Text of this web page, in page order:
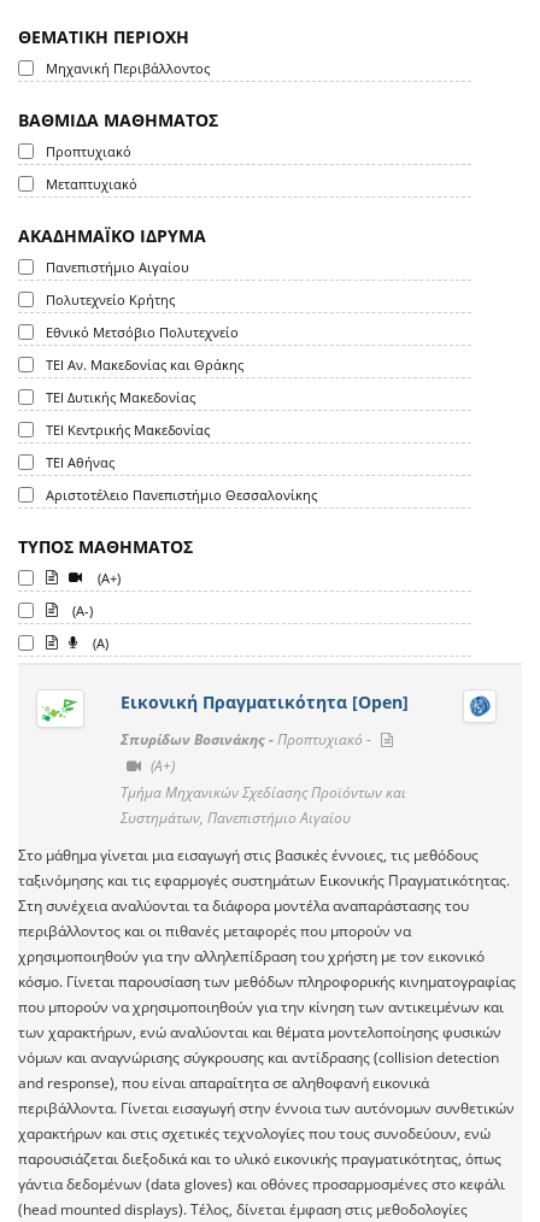
ΘΕΜΑΤΙΚΗ ΠΕΡΙΟΧΗ
Μηχανική Περιβάλλοντος
ΒΑΘΜΙΔΑ ΜΑΘΗΜΑΤΟΣ
Προπτυχιακό
Μεταπτυχιακό
ΑΚΑΔΗΜΑΪΚΟ ΙΔΡΥΜΑ
Πανεπιστήμιο Αιγαίου
Πολυτεχνείο Κρήτης
Εθνικό Μετσόβιο Πολυτεχνείο
ΤΕΙ Αν. Μακεδονίας και Θράκης
ΤΕΙ Δυτικής Μακεδονίας
ΤΕΙ Κεντρικής Μακεδονίας
ΤΕΙ Αθήνας
Αριστοτέλειο Πανεπιστήμιο Θεσσαλονίκης
ΤΥΠΟΣ ΜΑΘΗΜΑΤΟΣ
(A+)
(A-)
(A)
Εικονική Πραγματικότητα [Open]
Σπυρίδων Βοσινάκης -Προπτυχιακό -
(A+)
Τμήμα Μηχανικών Σχεδίασης Προϊόντων και
Συστημάτων, Πανεπιστήμιο Αιγαίου
Στο μάθημα γίνεται μια εισαγωγή στις βασικές έννοιες, τις μεθόδους
ταξινόμησης και τις εφαρμογές συστημάτων Εικονικής Πραγματικότητας.
Στη συνέχεια αναλύονται τα διάφορα μοντέλα αναπαράστασης του
περιβάλλοντος και οι πιθανές μεταφορές που μπορούν να
χρησιμοποιηθούν για την αλληλεπίδραση του χρήστη με τον εικονικό
κόσμο. Γίνεται παρουσίαση των μεθόδων πληροφορικής κινηματογραφίας
που μπορούν να χρησιμοποιηθούν για την κίνηση των αντικειμένων και
των χαρακτήρων, ενώ αναλύονται και θέματα μοντελοποίησης φυσικών
νόμων και αναγνώρισης σύγκρουσης και αντίδρασης (collision detection
and response), που είναι απαραίτητα σε αληθοφανή εικονικά
περιβάλλοντα. Γίνεται εισαγωγή στην έννοια των αυτόνομων συνθετικών
χαρακτήρων και στις σχετικές τεχνολογίες που τους συνοδεύουν, ενώ
παρουσιάζεται διεξοδικά και το υλικό εικονικής πραγματικότητας, όπως
γάντια δεδομένων (data gloves) και οθόνες προσαρμοσμένες στο κεφάλι
(head mounted displays). Τέλος, δίνεται έμφαση στις μεθοδολογίες